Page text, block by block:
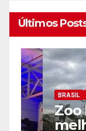
Últimos
BRASIL
Zoo
melhor